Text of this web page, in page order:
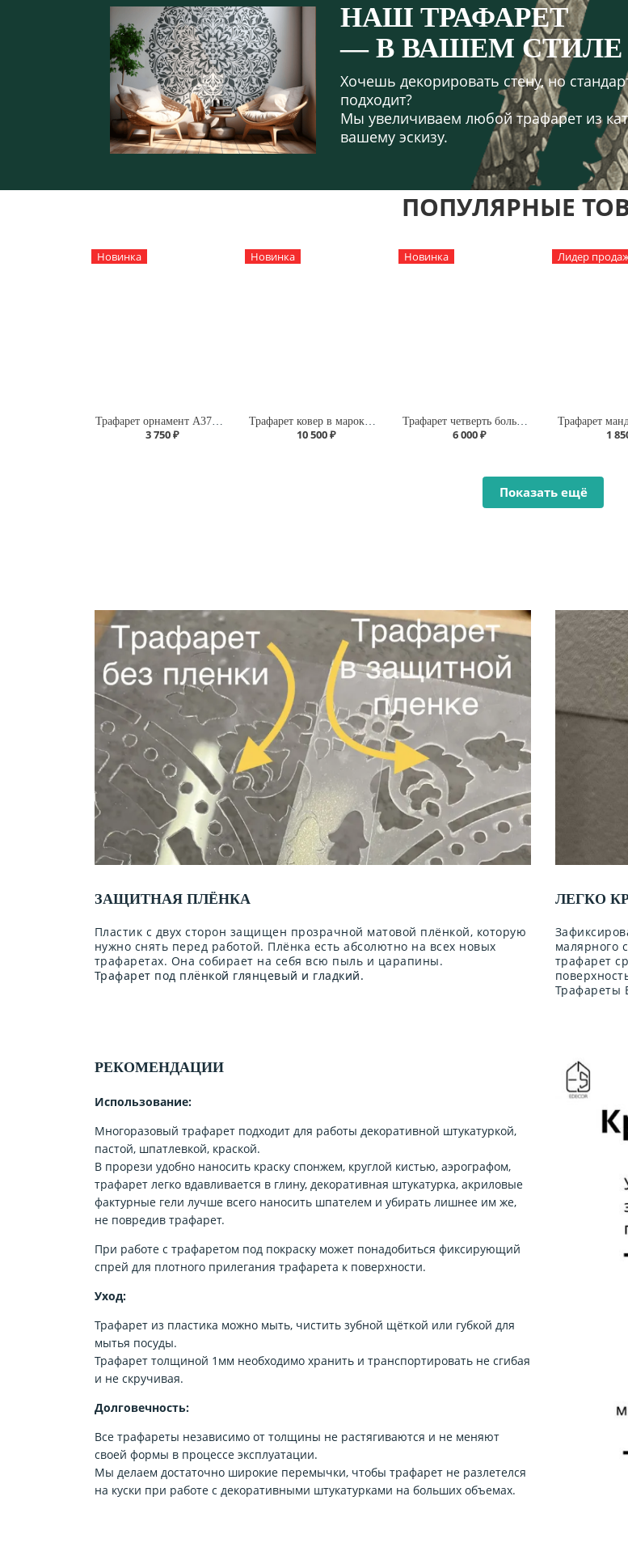
НАШ ТРАФАРЕТ
— В ВАШЕМ СТИЛЕ
Хочешь декорировать стену, но
подходит?
Мы увеличиваем любой трафарет из
вашему эскизу.
ПОПУЛЯРНЫЕ
Новинка
Трафарет орнамент А370/105
3 750 ₽
Новинка
Трафарет ковер в марокканском стиле А145/1904
10 500 ₽
Новинка
Трафарет четверть большая мандала А1.1
6 000 ₽
Лидер
Трафарет
1
Показать ещё
ЗАЩИТНАЯ ПЛЁНКА
Пластик с двух сторон защищен прозрачной матовой плёнкой, которую
нужно снять перед работой. Плёнка есть абсолютно на всех новых
трафаретах. Она собирает на себя всю пыль и царапины.
Трафарет под плёнкой глянцевый и гладкий.
ЛЕГКО
малярного
трафарет
Трафареты
РЕКОМЕНДАЦИИ
Использование:
Многоразовый трафарет подходит для работы декоративной штукатуркой,
пастой, шпатлевкой, краской.
В прорези удобно наносить краску спонжем, круглой кистью, аэрографом,
трафарет легко вдавливается в глину, декоративная штукатурка, акриловые
фактурные гели лучше всего наносить шпателем и убирать лишнее им же,
не повредив трафарет.
При работе с трафаретом под покраску может понадобиться фиксирующий
спрей для плотного прилегания трафарета к поверхности.
Уход:
Трафарет из пластика можно мыть, чистить зубной щёткой или губкой для
мытья посуды.
Трафарет толщиной 1мм необходимо хранить и транспортировать не сгибая
и не скручивая.
Долговечность:
Все трафареты независимо от толщины не растягиваются и не меняют
своей формы в процессе эксплуатации.
Мы делаем достаточно широкие перемычки, чтобы трафарет не разлетелся
на куски при работе с декоративными штукатурками на больших объемах.